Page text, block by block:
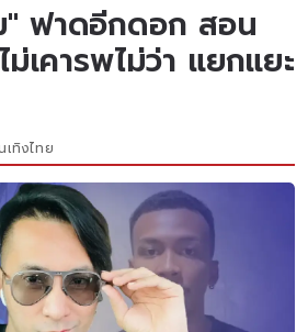
ฟาดอีกดอก สอน
เคารพไม่ว่า แยกแยะ
เทิงไทย